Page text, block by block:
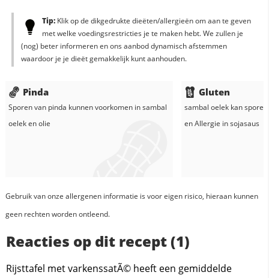
Tip:Klik op de dikgedrukte dieëten/allergieën om aan te geven
met welke voedingsrestricties je te maken hebt. We zullen je
(nog) beter informeren en ons aanbod dynamisch afstemmen
waardoor je je dieët gemakkelijk kunt aanhouden.
Pinda
Sporen van pinda kunnen voorkomen insambal
oelekenolie
Gluten
sambal oelekkan sporen
enAllergie insojasaus
Gebruik van onze allergenen informatie is voor eigen risico, hieraan kunnen
geen rechten worden ontleend.
Reacties op dit recept (1)
Rijsttafel met varkenssatÃ© heeft een gemiddelde